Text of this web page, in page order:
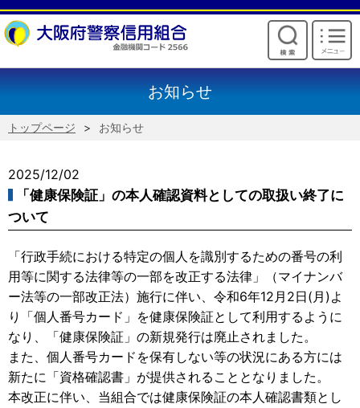
けいしんからのお願い
お知らせ
トップページ お知らせ
2025/12/02
「健康保険証」の本人確認資料としての取扱い終了に
ついて
「行政手続における特定の個人を識別するための番号の利
用等に関する法律等の一部を改正する法律」（マイナンバ
ー法等の一部改正法）施行に伴い、令和6年12月2日(月)よ
り「個人番号カード」を健康保険証として利用するように
なり、「健康保険証」の新規発行は廃止されました。
また、個人番号カードを保有しない等の状況にある方には
新たに「資格確認書」が提供されることとなりました。
本改正に伴い、当組合では健康保険証の本人確認書類とし